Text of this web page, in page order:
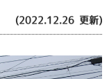
(2022.12.26 更新)